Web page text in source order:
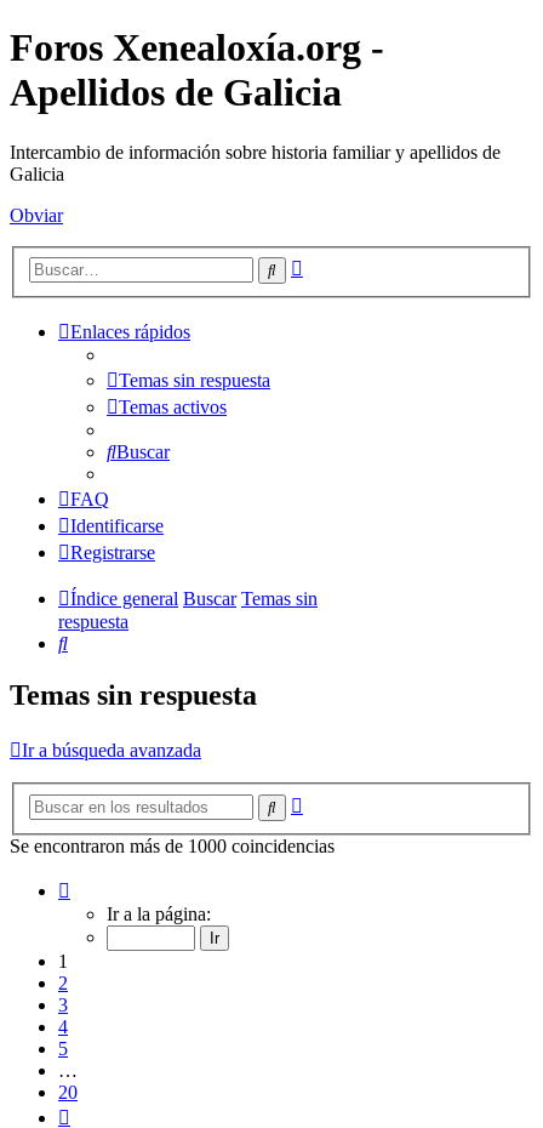
Foros Xenealoxía.org -
Apellidos de Galicia
Intercambio de información sobre historia familiar y apellidos de
Galicia
Obviar
Buscar
Enlaces rápidos
Temas sin respuesta
Temas activos
Buscar
FAQ
Identificarse
Registrarse
Índice general Buscar Temas sin
respuesta
Buscar
Temas sin respuesta
Ir a búsqueda avanzada
Buscar
Se encontraron más de 1000 coincidencias
Ir a la página:
1
2
3
4
5
…
20